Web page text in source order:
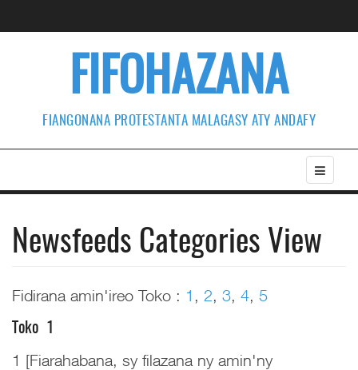
FIFOHAZANA
FIANGONANA PROTESTANTA MALAGASY ATY ANDAFY
Newsfeeds Categories View
Fidirana amin'ireo Toko : 1 , 2, 3, 4, 5
Toko 1
1 [Fiarahabana, sy filazana ny amin'ny